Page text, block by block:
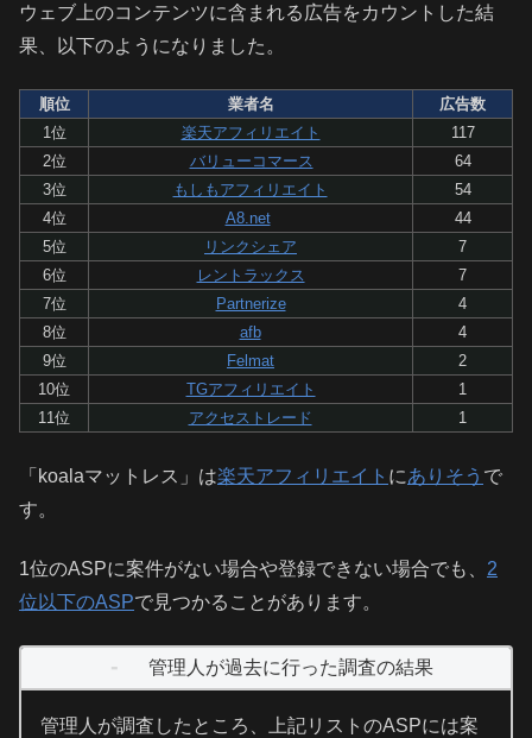
ウェブ上のコンテンツに含まれる広告をカウントした結
果、以下のようになりました。
順位 業者名
広告数
1位
楽天アフィリエイト
117
2位
バリューコマース
64
3位
もしもアフィリエイト
54
4位
A8.net
44
5位
リンクシェア
7
6位
レントラックス
7
7位
Partnerize
4
8位
afb
4
9位
Felmat
2
10位
TGアフィリエイト
1
11位
アクセストレード 1
「koalaマットレス」は楽天アフィリエイト にありそう で
す。
1位のASPに案件がない場合や登録できない場合でも、 2
位以下のASPで見つかることがあります。
管理人が過去に行った調査の結果
管理人が調査したところ、上記リストのASPには案